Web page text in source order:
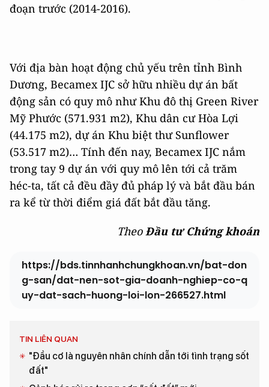
đoạn trước (2014-2016).
Với địa bàn hoạt động chủ yếu trên tỉnh Bình
Dương, Becamex IJC sở hữu nhiều dự án bất
động sản có quy mô như Khu đô thị Green River
Mỹ Phước (571.931 m2), Khu dân cư Hòa Lợi
(44.175 m2), dự án Khu biệt thư Sunflower
(53.517 m2)… Tính đến nay, Becamex IJC nắm
trong tay 9 dự án với quy mô lên tới cả trăm
héc-ta, tất cả đều đầy đủ pháp lý và bắt đầu bán
ra kể từ thời điểm giá đất bắt đầu tăng.
TheoĐầu tư Chứng khoán
https://bds.tinnhanhchungkhoan.vn/bat-don
g-san/dat-nen-sot-gia-doanh-nghiep-co-q
uy-dat-sach-huong-loi-lon-266527.html
TIN LIÊN QUAN
"Đầu cơ là nguyên nhân chính dẫn tới tình trạng sốt
đất"